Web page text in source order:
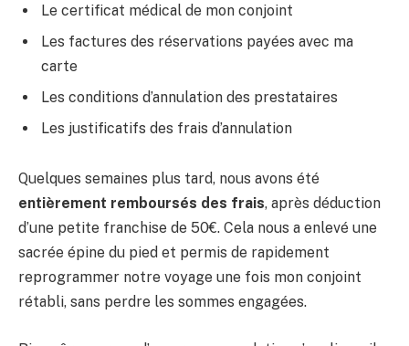
Le certificat médical de mon conjoint
Les factures des réservations payées avec ma
carte
Les conditions d’annulation des prestataires
Les justificatifs des frais d’annulation
Quelques semaines plus tard, nous avons été
entièrement remboursés des frais, après déduction
d’une petite franchise de 50€. Cela nous a enlevé une
sacrée épine du pied et permis de rapidement
reprogrammer notre voyage une fois mon conjoint
rétabli, sans perdre les sommes engagées.